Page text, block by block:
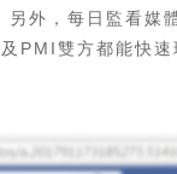
另外，每日監看媒
PMI雙方都能快